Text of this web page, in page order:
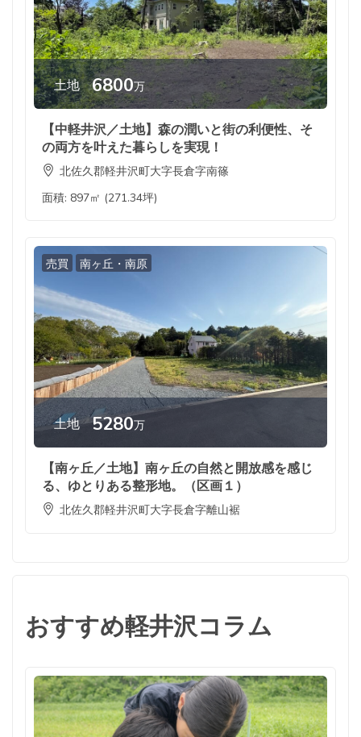
土地 6800万
【中軽井沢／土地】森の潤いと街の利便性、そ
の両方を叶えた暮らしを実現！
北佐久郡軽井沢町大字長倉字南篠
面積: 897㎡ (271.34坪)
売買 南ヶ丘・南原
土地 5280万
【南ヶ丘／土地】南ヶ丘の自然と開放感を感じ
る、ゆとりある整形地。（区画１）
北佐久郡軽井沢町大字長倉字離山裾
おすすめ軽井沢コラム